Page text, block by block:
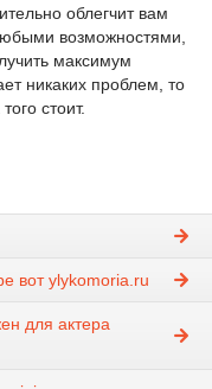
облегчит вам
возможностями,
максимум
никаких проблем, то
стоит.
вот ylykomoria.ru
для актера